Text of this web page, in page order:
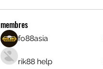
membres
fo88asia
rik88 help